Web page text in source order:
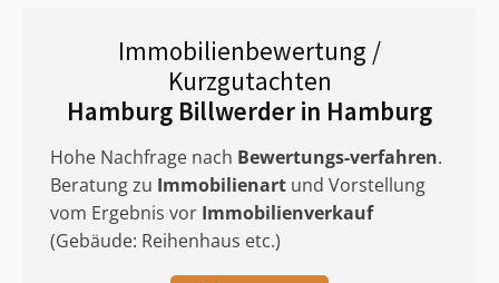
Immobilienbewertung /
Kurzgutachten
Hamburg Billwerder in Hamburg
Hohe Nachfrage nach Bewertungs-verfahren.
Beratung zu Immobilienart und Vorstellung
vom Ergebnis vor Immobilienverkauf
(Gebäude: Reihenhaus etc.)